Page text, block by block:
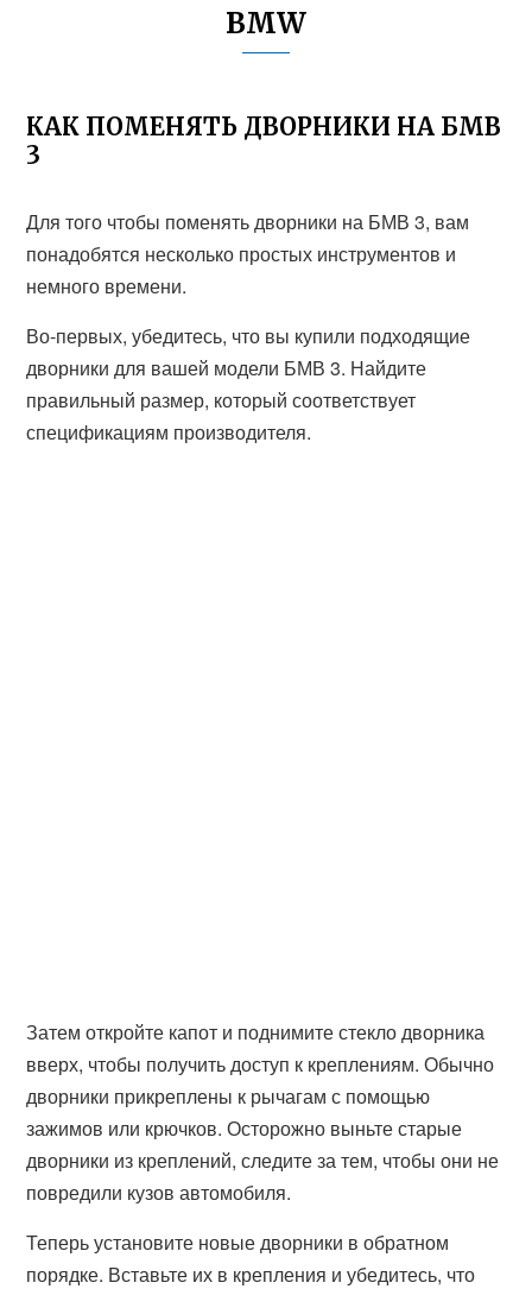
BMW
КАК ПОМЕНЯТЬ ДВОРНИКИ НА БМВ
3
Для того чтобы поменять дворники на БМВ 3, вам
понадобятся несколько простых инструментов и
немного времени.
Во-первых, убедитесь, что вы купили подходящие
дворники для вашей модели БМВ 3. Найдите
правильный размер, который соответствует
спецификациям производителя.
Затем откройте капот и поднимите стекло дворника
вверх, чтобы получить доступ к креплениям. Обычно
дворники прикреплены к рычагам с помощью
зажимов или крючков. Осторожно выньте старые
дворники из креплений, следите за тем, чтобы они не
повредили кузов автомобиля.
Теперь установите новые дворники в обратном
порядке. Вставьте их в крепления и убедитесь, что